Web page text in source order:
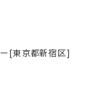
ー[東京都新宿区]